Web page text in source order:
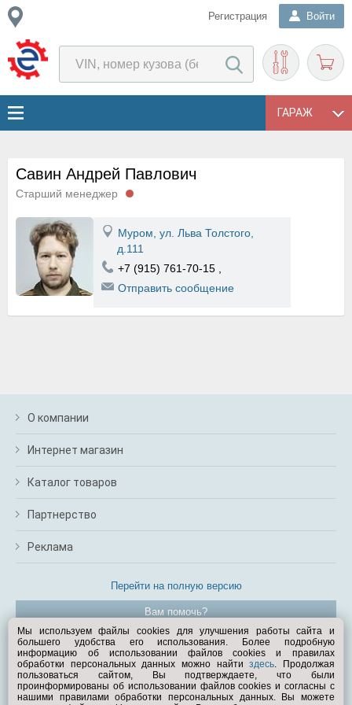
Регистрация Войти
ГАРАЖ
Савин Андрей Павлович
Старший менеджер
Муром, ул. Льва Толстого,
д.111
+7 (915) 761-70-15
Отправить сообщение
О компании
Интернет магазин
Каталог товаров
Партнерство
Реклама
Перейти на полную версию
Вам помочь?
© Exist.ru 1998—2026
Мы используем файлы cookies для улучшения работы сайта и
большего удобства его использования. Более подробную
информацию об использовании файлов cookies и правилах
обработки персональных данных можно найтиздесь. Продолжая
пользоваться сайтом, Вы подтверждаете, что были
проинформированы об использовании файлов cookies и согласны с
нашими правилами обработки персональных данных. Вы можете